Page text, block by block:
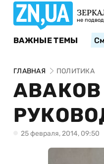
не
ВАЖНЫЕ ТЕМЫ
ГЛАВНАЯ ПОЛИТИКА
25 февраля, 2014, 09:50